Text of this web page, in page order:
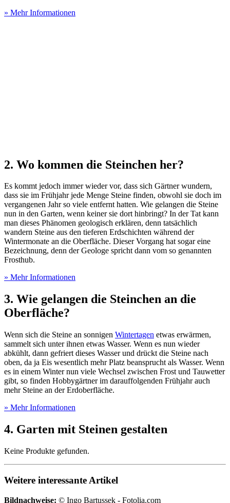
» Mehr Informationen
2. Wo kommen die Steinchen her?
Es kommt jedoch immer wieder vor, dass sich Gärtner wundern,
dass sie im Frühjahr jede Menge Steine finden, obwohl sie doch im
vergangenen Jahr so viele entfernt hatten. Wie gelangen die Steine
nun in den Garten, wenn keiner sie dort hinbringt? In der Tat kann
man dieses Phänomen geologisch erklären, denn tatsächlich
wandern Steine aus den tieferen Erdschichten während der
Wintermonate an die Oberfläche. Dieser Vorgang hat sogar eine
Bezeichnung, denn der Geologe spricht dann vom so genannten
Frosthub.
» Mehr Informationen
3. Wie gelangen die Steinchen an die
Oberfläche?
Wenn sich die Steine an sonnigen Wintertagen etwas erwärmen,
sammelt sich unter ihnen etwas Wasser. Wenn es nun wieder
abkühlt, dann gefriert dieses Wasser und drückt die Steine nach
oben, da ja Eis wesentlich mehr Platz beansprucht als Wasser. Wenn
es in einem Winter nun viele Wechsel zwischen Frost und Tauwetter
gibt, so finden Hobbygärtner im darauffolgenden Frühjahr auch
mehr Steine an der Erdoberfläche.
» Mehr Informationen
4. Garten mit Steinen gestalten
Keine Produkte gefunden.
Weitere interessante Artikel
Bildnachweise: © Ingo Bartussek - Fotolia.com